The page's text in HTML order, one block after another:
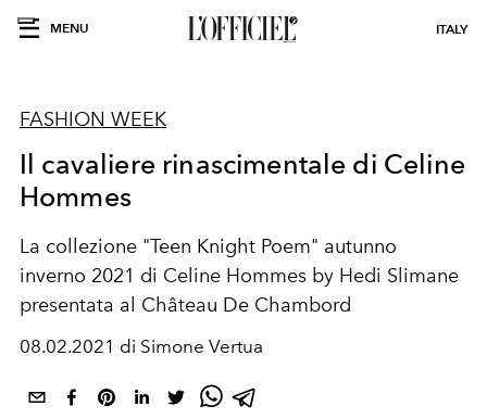
MENU ITALY
FASHION WEEK
Il cavaliere rinascimentale di Celine
Hommes
La collezione "Teen Knight Poem" autunno
inverno 2021 di Celine Hommes by Hedi Slimane
presentata al Château De Chambord
08.02.2021 di Simone Vertua